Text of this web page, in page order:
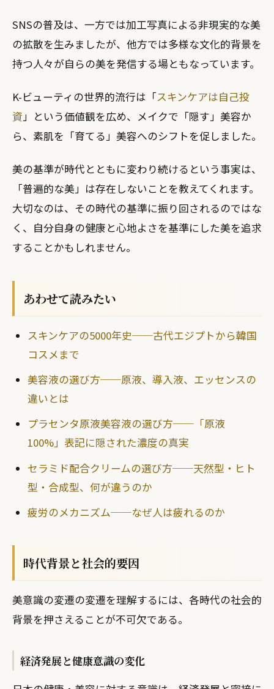
SNSの普及は、一方では加工写真による非現実的な美
の拡散を生みましたが、他方では多様な文化的背景を
持つ人々が自らの美を発信する場ともなっています。
K-ビューティの世界的流行は「スキンケアは自己投
資」という価値観を広め、メイクで「隠す」美容か
ら、素肌を「育てる」美容へのシフトを促しました。
美の基準が時代とともに変わり続けるという事実は、
「普遍的な美」は存在しないことを教えてくれます。
大切なのは、その時代の基準に振り回されるのではな
く、自分自身の健康と心地よさを基準にした美を追求
することかもしれません。
あわせて読みたい
スキンケアの5000年史──古代エジプトから韓国
コスメまで
美容液の選び方──原液、導入液、エッセンスの
違いとは
プラセンタ原液美容液の選び方──「原液
100%」表記に隠された濃度の真実
セラミド配合クリームの選び方──天然型・ヒト
型・合成型、何が違うのか
疲労のメカニズム──なぜ人は疲れるのか
時代背景と社会的要因
美意識の変遷の変遷を理解するには、各時代の社会的
背景を押さえることが不可欠である。
経済発展と健康意識の変化